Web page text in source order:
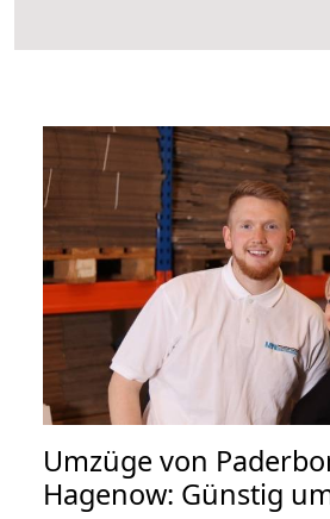
Umzüge von
Hagenow: Günstig